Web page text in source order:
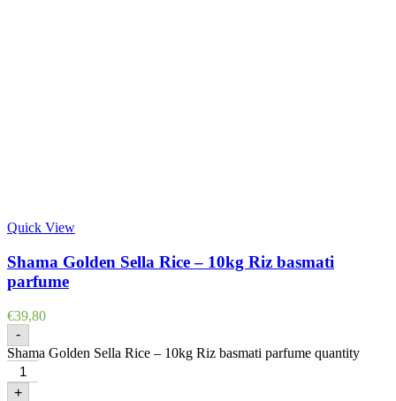
Quick View
Shama Golden Sella Rice – 10kg Riz basmati
parfume
€39,80
-
Shama Golden Sella Rice – 10kg Riz basmati parfume quantity
+